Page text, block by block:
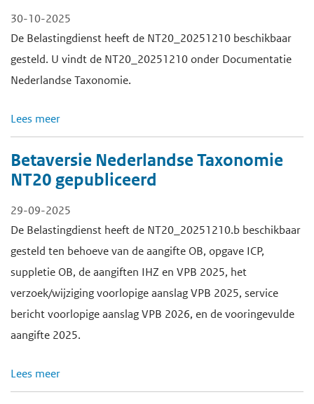
30-10-2025
De Belastingdienst heeft de NT20_20251210 beschikbaar
gesteld. U vindt de NT20_20251210 onder Documentatie
Nederlandse Taxonomie.
Lees meer
Betaversie Nederlandse Taxonomie
NT20 gepubliceerd
29-09-2025
De Belastingdienst heeft de NT20_20251210.b beschikbaar
gesteld ten behoeve van de aangifte OB, opgave ICP,
suppletie OB, de aangiften IHZ en VPB 2025, het
verzoek/wijziging voorlopige aanslag VPB 2025, service
bericht voorlopige aanslag VPB 2026, en de vooringevulde
aangifte 2025.
Lees meer